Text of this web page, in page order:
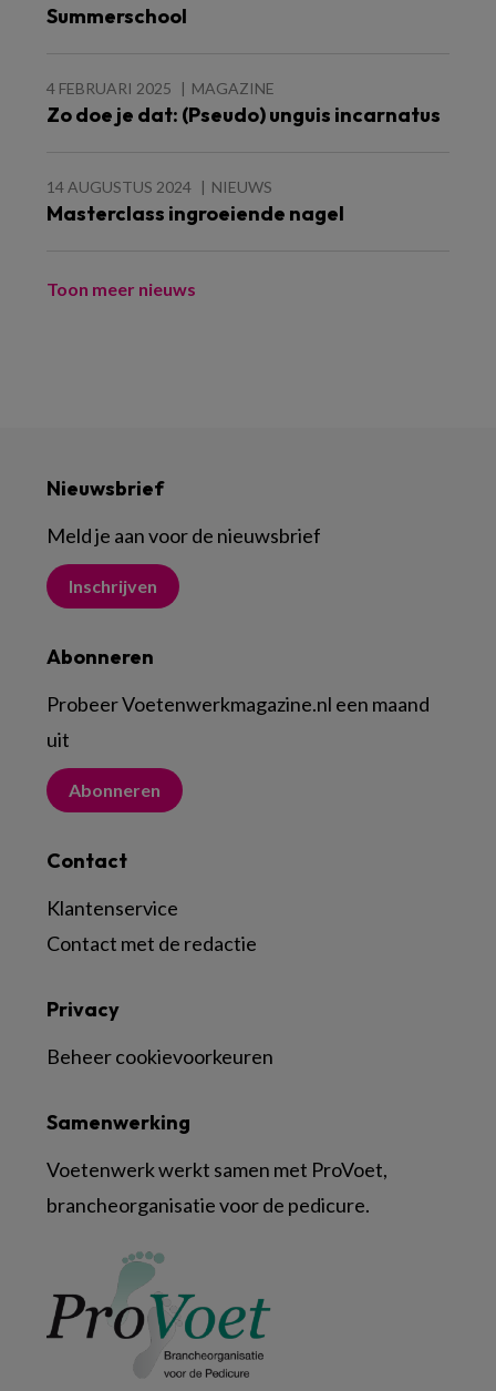
Summerschool
4 FEBRUARI 2025 MAGAZINE
Zo doe je dat: (Pseudo) unguis incarnatus
14 AUGUSTUS 2024 NIEUWS
Masterclass ingroeiende nagel
Toon meer nieuws
Nieuwsbrief
Meld je aan voor de nieuwsbrief
Inschrijven
Abonneren
Probeer Voetenwerkmagazine.nl een maand
uit
Abonneren
Contact
Klantenservice
Contact met de redactie
Samenwerking
Voetenwerk werkt samen met ProVoet,
brancheorganisatie voor de pedicure.
Privacy
Beheer cookievoorkeuren